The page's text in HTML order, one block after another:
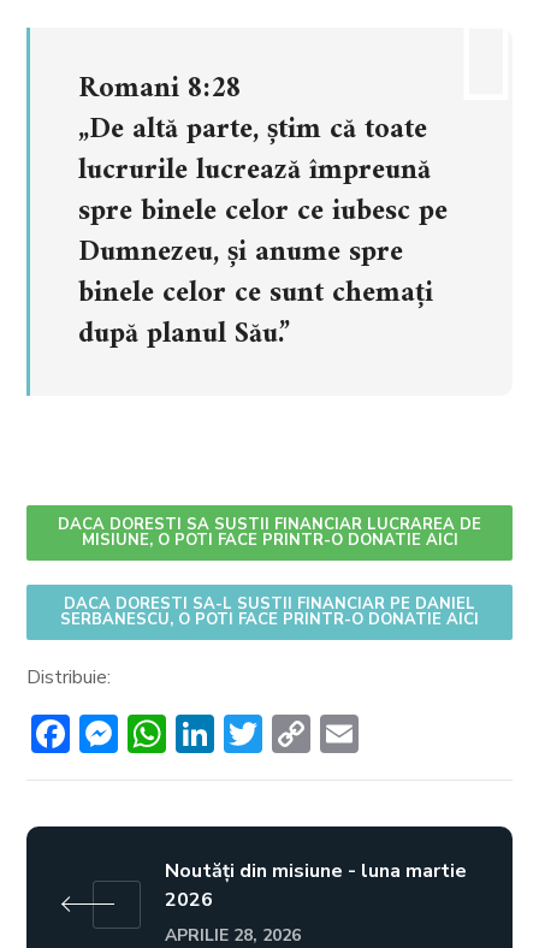
Romani 8:28
„De altă parte, știm că toate
lucrurile lucrează împreună
spre binele celor ce iubesc pe
Dumnezeu, și anume spre
binele celor ce sunt chemați
după planul Său.”
DACA DORESTI SA SUSTII FINANCIAR LUCRAREA DE
MISIUNE, O POTI FACE PRINTR-O DONATIE AICI
DACA DORESTI SA-L SUSTII FINANCIAR PE DANIEL
SERBANESCU, O POTI FACE PRINTR-O DONATIE AICI
Distribuie:
Facebook
Messenger
WhatsApp
LinkedIn
Twitter
Copy
Link
Noutăți din misiune - luna martie
2026
APRILIE 28, 2026